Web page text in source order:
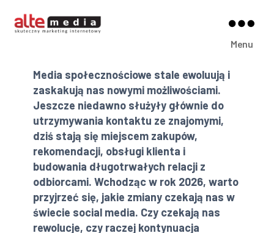
Media
Menu
Media społecznościowe stale ewoluują i
zaskakują nas nowymi możliwościami.
Jeszcze niedawno służyły głównie do
utrzymywania kontaktu ze znajomymi,
dziś stają się miejscem zakupów,
rekomendacji, obsługi klienta i
budowania długotrwałych relacji z
odbiorcami. Wchodząc w rok 2026, warto
przyjrzeć się, jakie zmiany czekają nas w
świecie social media. Czy czekają nas
rewolucje, czy raczej kontynuacja